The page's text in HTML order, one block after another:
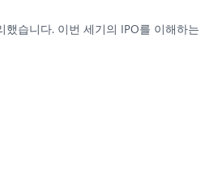
습니다. 이번 세기의 IPO를 이해하는